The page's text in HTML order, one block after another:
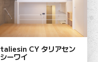
taliesin CY タリアセン
シーワイ